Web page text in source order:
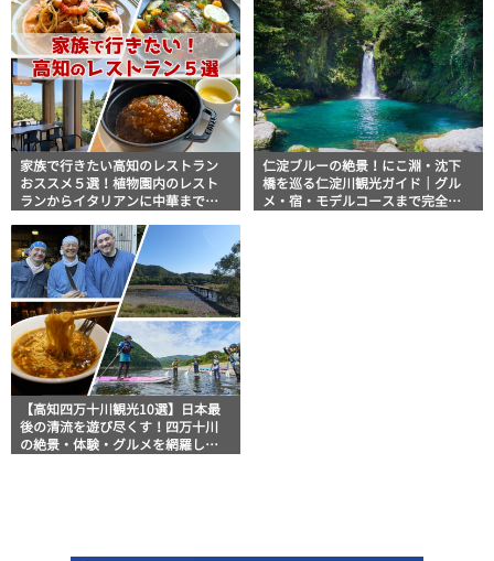
家族で行きたい高知のレストラン
おススメ５選！植物園内のレスト
ランからイタリアンに中華まで楽
仁淀ブルーの絶景！にこ淵・沈下
橋を巡る仁淀川観光ガイド｜グル
メ・宿・モデルコースまで完全網
【高知四万十川観光10選】日本最
後の清流を遊び尽くす！四万十川
の絶景・体験・グルメを網羅した